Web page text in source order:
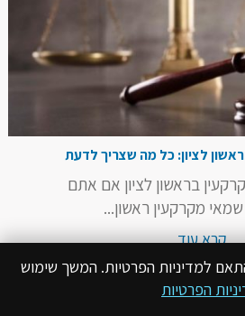
לציון: כל מה שצריך לדעת
בראשון לציון אם אתם
מקרקעין ראשון...
קרא עוד
למדיניות הפרטיות. המשך שימוש
הפרטיות